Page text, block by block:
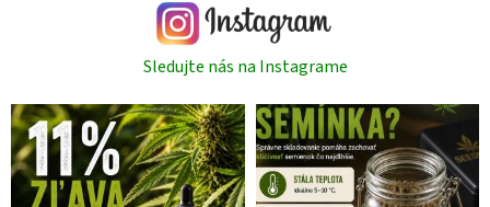
Sledujte nás na Instagrame